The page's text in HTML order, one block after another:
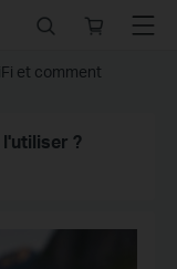
store
Menu
et comment
l'utiliser ?